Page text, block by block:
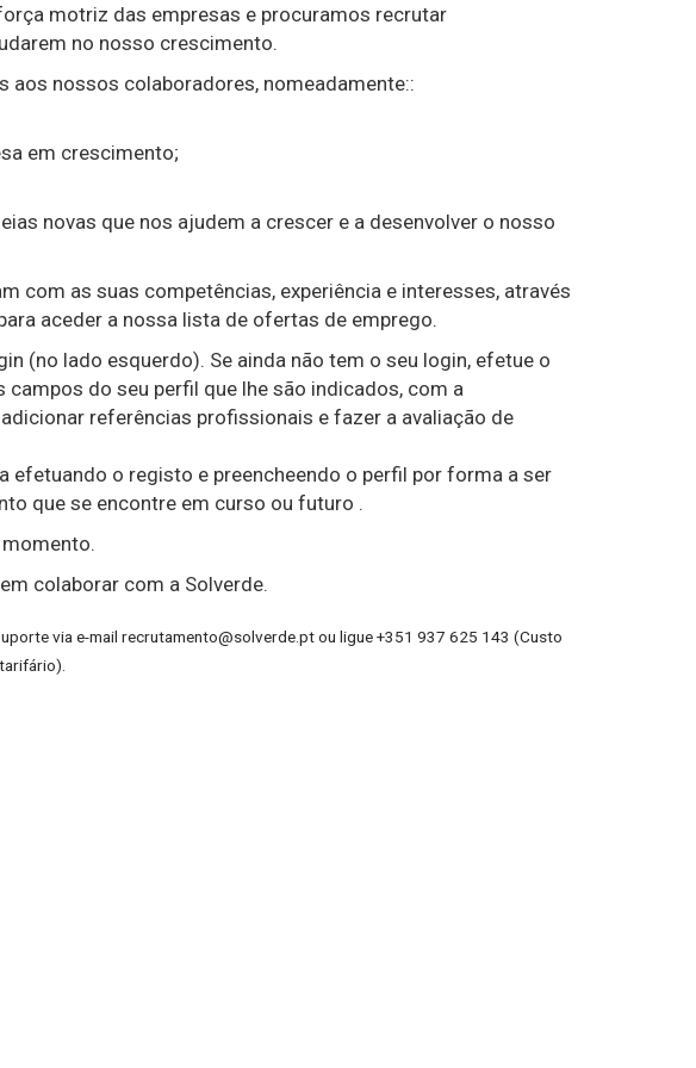
motriz das empresas e procuramos recrutar
no nosso crescimento.
aos nossos colaboradores, nomeadamente::
em crescimento;
novas que nos ajudem a crescer e a desenvolver o nosso
com as suas competências, experiência e interesses, através
aceder a nossa lista de ofertas de emprego.
(no lado esquerdo). Se ainda não tem o seu login, efetue o
do seu perfil que lhe são indicados, com a
referências profissionais e fazer a avaliação de
efetuando o registo e preencheendo o perfil por forma a ser
que se encontre em curso ou futuro .
colaborar com a Solverde.
via e-mail recrutamento@solverde.ptou ligue +351 937 625 143 (Custo